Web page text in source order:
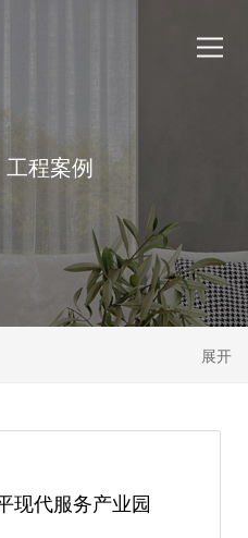
工程案例
展开
现代服务产业园